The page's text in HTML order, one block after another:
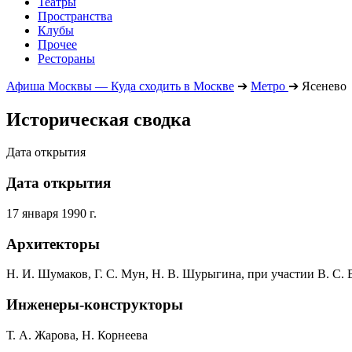
Пространства
Клубы
Прочее
Рестораны
Афиша Москвы — Куда сходить в Москве ➔ Метро ➔ Ясенево
Историческая сводка
Дата открытия
Дата открытия
17 января 1990 г.
Архитекторы
Н. И. Шумаков, Г. С. Мун, Н. В. Шурыгина, при участии В. С.
Инженеры-конструкторы
Т. А. Жарова, Н. Корнеева